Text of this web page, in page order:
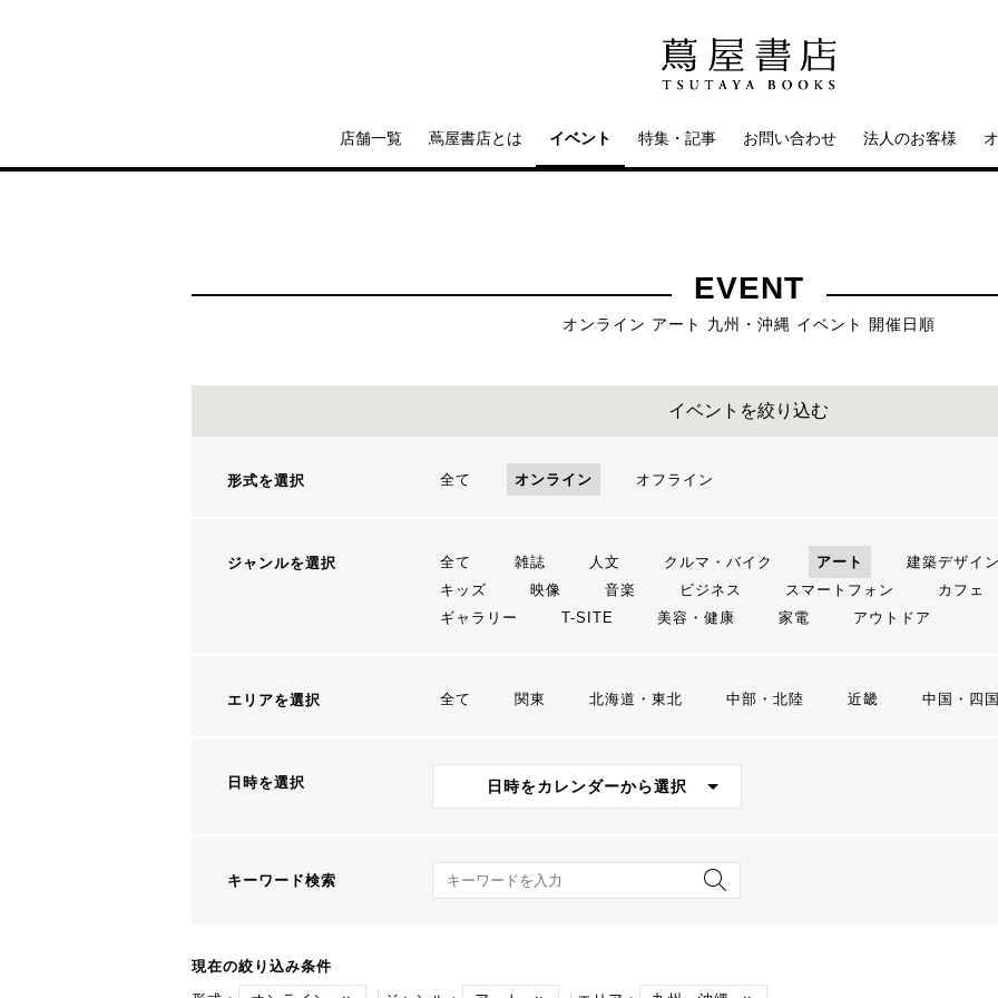
店舗一覧 蔦屋書店とは イベント 特集・記事 お問い合わせ 法人のお客様
EVENT
オンライン アート 九州・沖縄 イベント 開催日順
イベントを絞り込む
形式を選択 全て オンライン オフライン
ジャンルを選択 全て 雑誌 人文 クルマ・バイク アート 建築デザイン
キッズ
映像 音楽 ビジネス スマートフォン カフェ
ギャラリー
T-SITE 美容・健康 家電 アウトドア
エリアを選択 全て 関東 北海道・東北 中部・北陸 近畿 中国・四国
日時を選択 日時をカレンダーから選択
キーワード検索 キーワード検索
現在の絞り込み条件